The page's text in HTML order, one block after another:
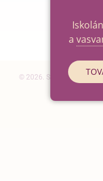
© 2026. Szegedi SZC
a